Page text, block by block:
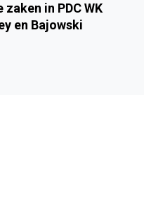
in PDC WK
en Bajowski